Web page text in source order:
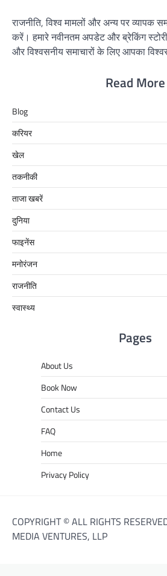
राजनीति, विश्व मामलों और अन्य पर व्यापक
करें। हमारे नवीनतम अपडेट और ब्रेकिंग
और विश्वसनीय समाचारों के लिए आपका
Read More
Blog
करियर
खेल
तकनीकी
ताजा खबरें
दुनिया
फाइनेंस
मनोरंजन
राजनीति
स्वास्थ्य
Pages
About Us
Book Now
Contact Us
FAQ
Home
Privacy Policy
COPYRIGHT © ALL RIGHTS
MEDIA VENTURES, LLP